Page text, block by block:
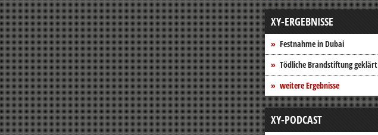
XY-ERGEBNISSE
Festnahme in Dubai
Tödliche Brandstiftung geklärt
weitere Ergebnisse
XY-PODCAST